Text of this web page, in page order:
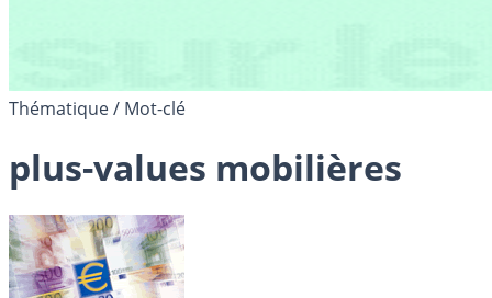
Thématique / Mot-clé
plus-values mobilières